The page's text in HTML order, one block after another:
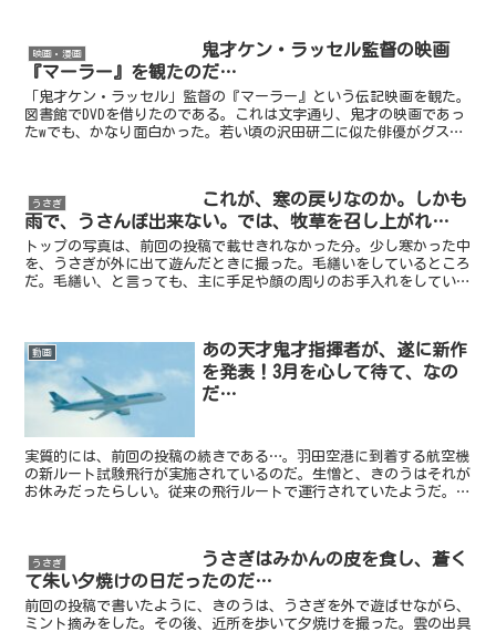
映画・漫画
鬼才ケン・ラッセル監督の映画
『マーラー』を観たのだ…
「鬼才ケン・ラッセル」監督の『マーラー』という伝記映画を観た。
図書館でDVDを借りたのである。これは文字通り、鬼才の映画であっ
たwでも、かなり面白かった。若い頃の沢田研二に似た俳優がグスタ
うさぎ
これが、寒の戻りなのか。しかも
雨で、うさんぽ出来ない。では、牧草を召し上がれ…
トップの写真は、前回の投稿で載せきれなかった分。少し寒かった中
を、うさぎが外に出て遊んだときに撮った。毛繕いをしているところ
だ。毛繕い、と言っても、主に手足や顔の周りのお手入れをしてい
動画
あの天才鬼才指揮者が、遂に新作
を発表！3月を心して待て、なの
だ…
実質的には、前回の投稿の続きである…。羽田空港に到着する航空機
の新ルート試験飛行が実施されているのだ。生憎と、きのうはそれが
お休みだったらしい。従来の飛行ルートで運行されていたようだ。で
うさぎ
うさぎはみかんの皮を食し、蒼く
て朱い夕焼けの日だったのだ…
前回の投稿で書いたように、きのうは、うさぎを外で遊ばせながら、
ミント摘みをした。その後、近所を歩いて夕焼けを撮った。雲の出具